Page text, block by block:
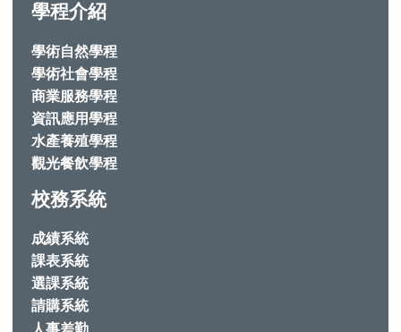
學程介紹
學術自然學程
學術社會學程
商業服務學程
資訊應用學程
水產養殖學程
觀光餐飲學程
校務系統
成績系統
課表系統
選課系統
請購系統